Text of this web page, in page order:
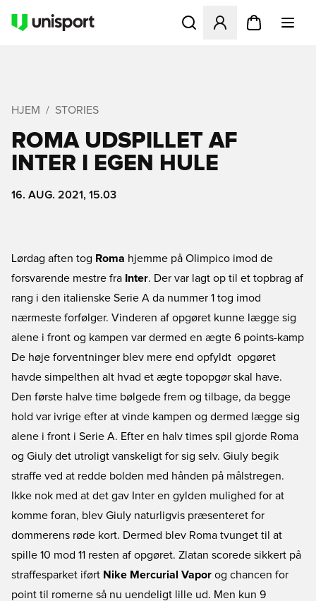
Åbner en Modal til at
HJEM STORIES
ROMA UDSPILLET AF
INTER I EGEN HULE
16. AUG. 2021, 15.03
Lørdag aften tog Roma hjemme på Olimpico imod de
forsvarende mestre fra Inter. Der var lagt op til et topbrag af
rang i den italienske Serie A da nummer 1 tog imod
nærmeste forfølger. Vinderen af opgøret kunne lægge sig
alene i front og kampen var dermed en ægte 6 points-kamp
De høje forventninger blev mere end opfyldt  opgøret
havde simpelthen alt hvad et ægte topopgør skal have.
Den første halve time bølgede frem og tilbage, da begge
hold var ivrige efter at vinde kampen og dermed lægge sig
alene i front i Serie A. Efter en halv times spil gjorde Roma
og Giuly det utroligt vanskeligt for sig selv. Giuly begik
straffe ved at redde bolden med hånden på målstregen.
Ikke nok med at det gav Inter en gylden mulighed for at
komme foran, blev Giuly naturligvis præsenteret for
dommerens røde kort. Dermed blev Roma tvunget til at
spille 10 mod 11 resten af opgøret. Zlatan scorede sikkert på
straffesparket iført Nike Mercurial Vapor og chancen for
point til romerne så nu uendeligt lille ud. Men kun 9